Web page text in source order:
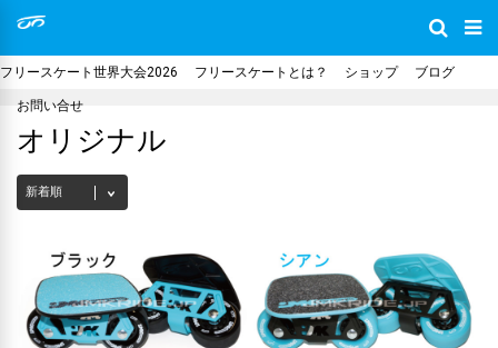
フリースケート世界大会2026 フリースケートとは？ ショップ ブログ
お問い合せ
オリジナル